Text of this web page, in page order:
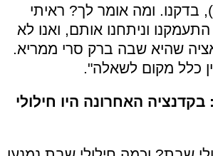
בדקנו. ומה אומר לך? ראיתי
התעמקנו וניתחנו אותם, ואנו לא
שהיא שבה ברק סרי ממריא.
כלל מקום לשאלה".
האחרונה היו חילולי